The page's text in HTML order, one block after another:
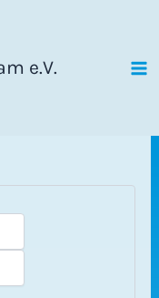
e.V.